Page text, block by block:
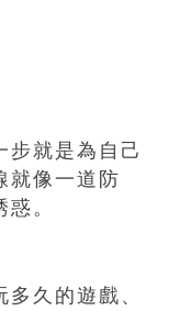
步就是為自己
就像一道防
。
久的遊戲、